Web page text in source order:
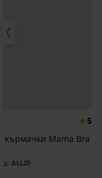
5
кърмачки Mama Bra
ALL25